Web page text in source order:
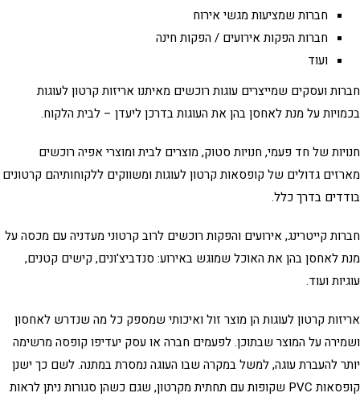
חברות שמציעות מגשי אירוח
חברות הפקות אירועים / הפקות חינה
ועוד
ועסקים שמייצרים עוגות רוכשים מאיתנואריזות קרטון לעוגות
על מנת לאחסן בהן את העוגות בדרכן ליעדן – לבית הלקוח.
של חד פעמי, חנויות סטוק, מוצרים לבית ומוצרי אפיה רוכשים
גדולים שלקופסאות קרטון לעוגותומשווקים ללקוחותיהם קרטונים
בדרך כלל.
קייטרינג, אירועים והפקות רוכשים לרוב קרטוני מעדניה עם מכסה על
לאחסן בהן את האוכל שמוגש באירוע: סנדביצ'ונים, קישים קטנים,
ועוד.
קרטון לעוגותהן מוצר זול ואיכותי שמספק כל מה שנדרש לאחסון
על המוצר שבתוכן. לפעמים חברה או עסק יעדיפו קופסה מרשימה
להעברת עוגה, למשל במקרה שבו העוגה נמסרת במתנה. לשם כך ישנן
קופסאות PVC שקופות עם תחתית מקרטון, שגם כשהן סגורות ניתן לראות